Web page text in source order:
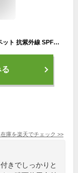
犬 傘【 ずれにくい！ 日傘 雨傘 】75cm 85cm ペット 抗紫外線 SPF50+ ペットカート ベビーカー 固定 傘スタンド 傘 晴雨両用 晴雨兼用傘 ペット お散歩用 暑さ対策 お出かけ用 バギー カート 日除け 赤ちゃん グッズ
庫を楽天でチェック >>
きでしっかりと